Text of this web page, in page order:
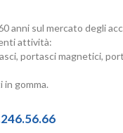
anni sul mercato degli
attività:
portasci magnetici,
in gomma.